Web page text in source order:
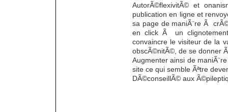
AutorÃ©flexivitÃ© et
publication en ligne et
sa page de maniÃ¨re Ã
en click Ã un
convaincre le visiteur de la
obscÃ©nitÃ©, de se donner
Augmenter ainsi de
site ce qui semble Ãªtre
DÃ©conseillÃ© aux